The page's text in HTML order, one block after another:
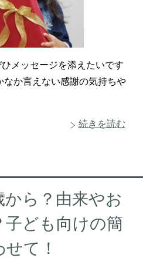
メッセージを添えたいです
なか言えない感謝の気持ちや
続きを読む
ら？由来やお
ども向けの簡
て！